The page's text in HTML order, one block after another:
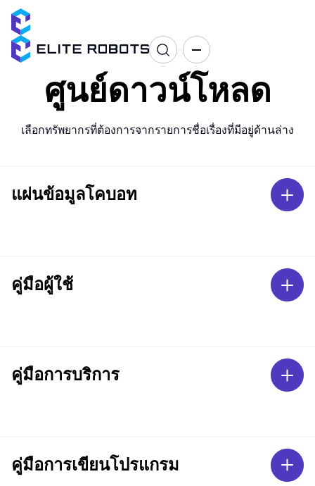
ศูนย์ดาวน์โหลด
เลือกทรัพยากรที่ต้องการจากรายการชื่อเรื่องที่มีอยู่ด้านล่าง
แผ่นข้อมูลโคบอท
คู่มือผู้ใช้
คู่มือการบริการ
คู่มือการเขียนโปรแกรม